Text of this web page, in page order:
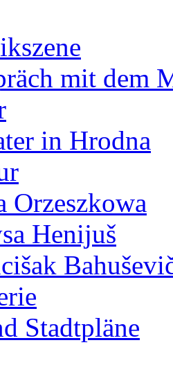
mit dem
in Hrodna
Orzeszkowa
Henijuš
Stadtpläne